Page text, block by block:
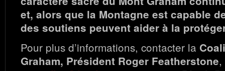
et, alors que la Montagne est capable
des soutiens peuvent aider à la
Pour plus d’informations, contacter la
Graham, Président Roger Featherstone,